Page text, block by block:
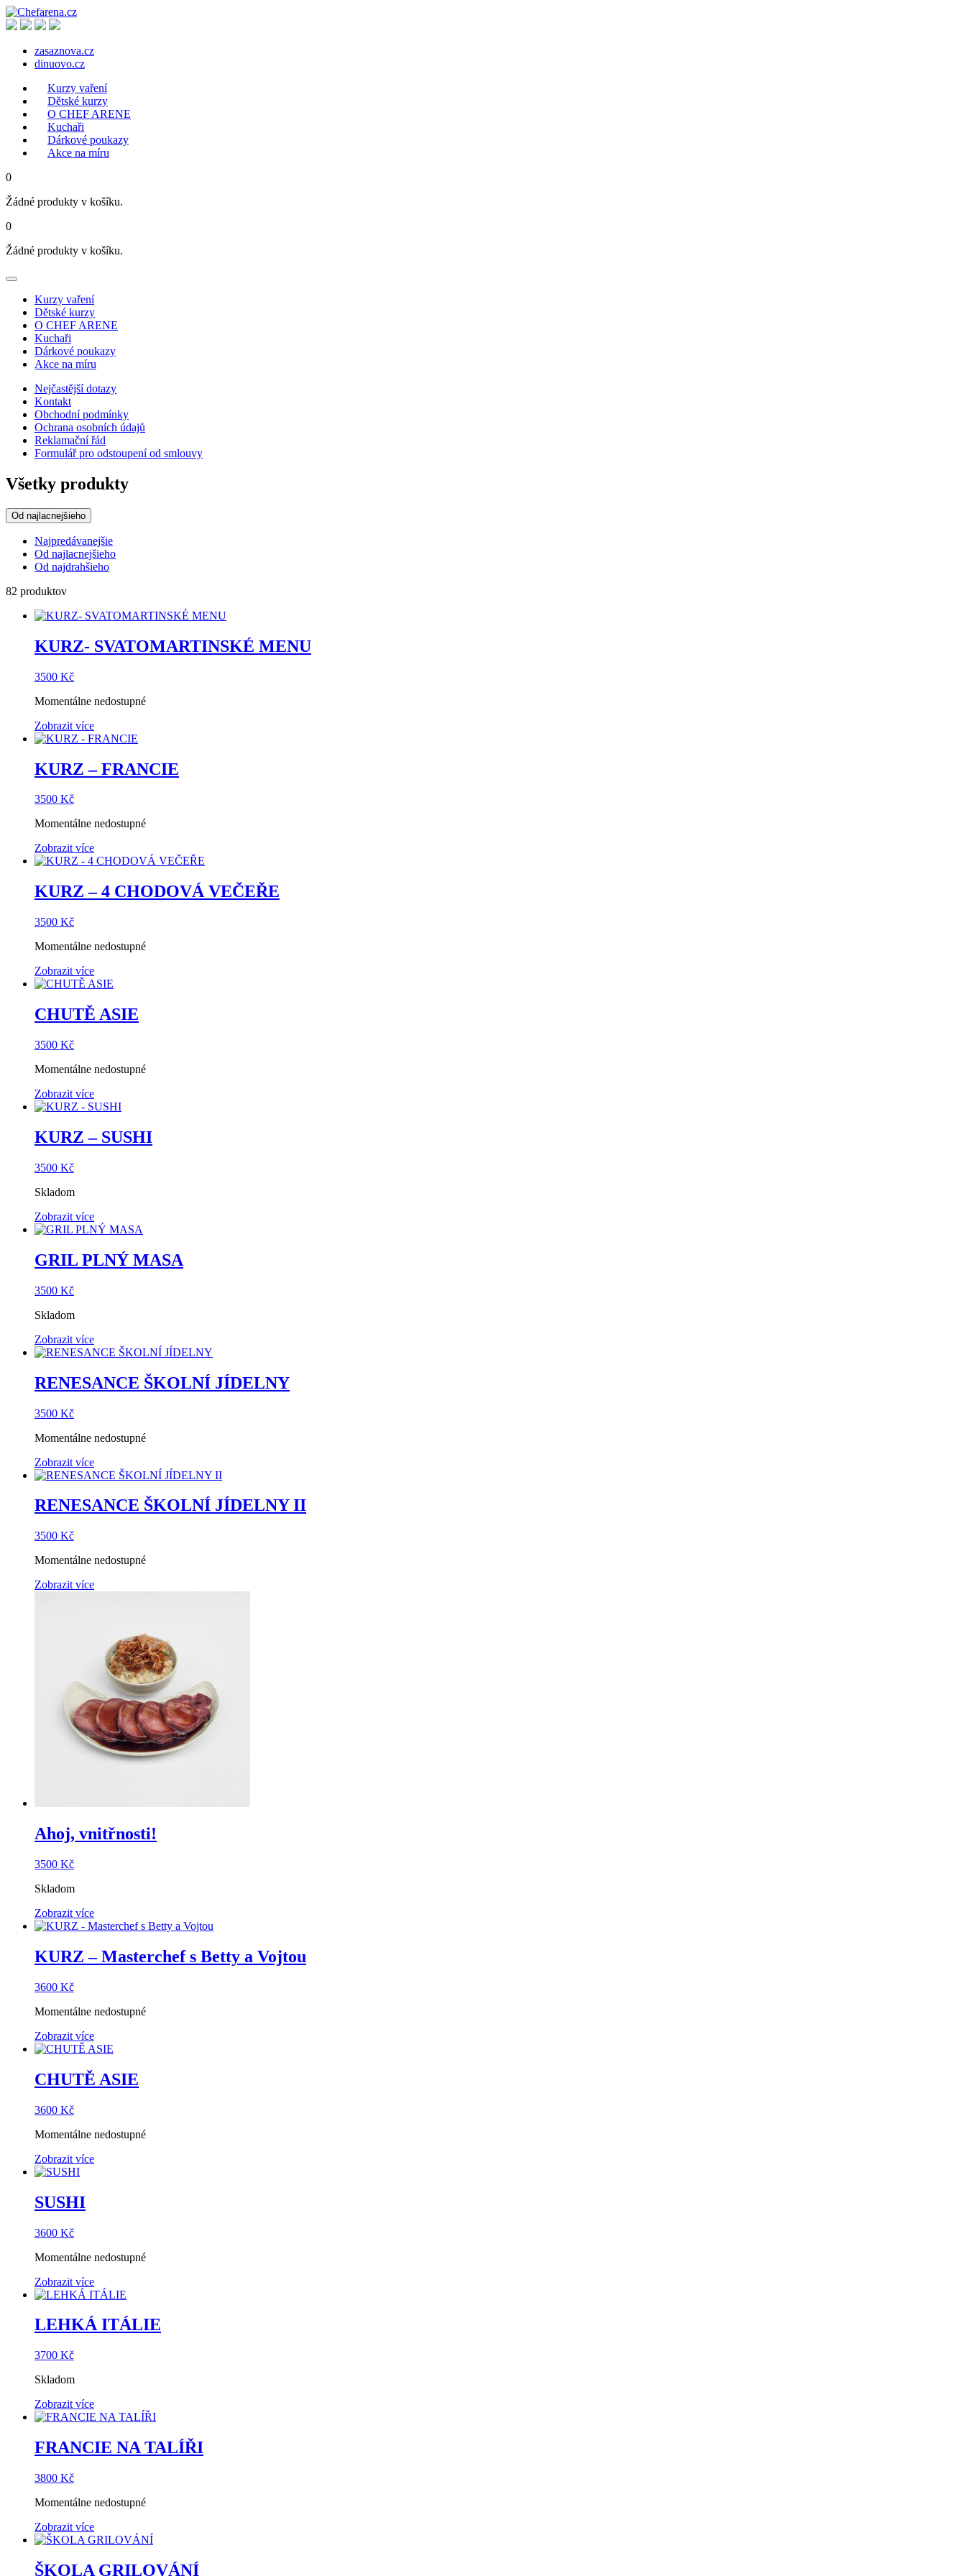
zasaznova.cz
dinuovo.cz
Kurzy vaření
Dětské kurzy
O CHEF ARENE
Kuchaři
Dárkové poukazy
Akce na míru
0
Žádné produkty v košíku.
0
Žádné produkty v košíku.
Kurzy vaření
Dětské kurzy
O CHEF ARENE
Kuchaři
Dárkové poukazy
Akce na míru
Nejčastější dotazy
Kontakt
Obchodní podmínky
Ochrana osobních údajů
Reklamační řád
Formulář pro odstoupení od smlouvy
Všetky produkty
Od najlacnejšieho
Najpredávanejšie
Od najlacnejšieho
Od najdrahšieho
82 produktov
KURZ- SVATOMARTINSKÉ MENU
3500 Kč
Momentálne nedostupné
Zobrazit více
KURZ – FRANCIE
3500 Kč
Momentálne nedostupné
Zobrazit více
KURZ – 4 CHODOVÁ VEČEŘE
3500 Kč
Momentálne nedostupné
Zobrazit více
CHUTĚ ASIE
3500 Kč
Momentálne nedostupné
Zobrazit více
KURZ – SUSHI
3500 Kč
Skladom
Zobrazit více
GRIL PLNÝ MASA
3500 Kč
Skladom
Zobrazit více
RENESANCE ŠKOLNÍ JÍDELNY
3500 Kč
Momentálne nedostupné
Zobrazit více
RENESANCE ŠKOLNÍ JÍDELNY II
3500 Kč
Momentálne nedostupné
Zobrazit více
Ahoj, vnitřnosti!
3500 Kč
Skladom
Zobrazit více
KURZ – Masterchef s Betty a Vojtou
3600 Kč
Momentálne nedostupné
Zobrazit více
CHUTĚ ASIE
3600 Kč
Momentálne nedostupné
Zobrazit více
SUSHI
3600 Kč
Momentálne nedostupné
Zobrazit více
LEHKÁ ITÁLIE
3700 Kč
Skladom
Zobrazit více
FRANCIE NA TALÍŘI
3800 Kč
Momentálne nedostupné
Zobrazit více
ŠKOLA GRILOVÁNÍ